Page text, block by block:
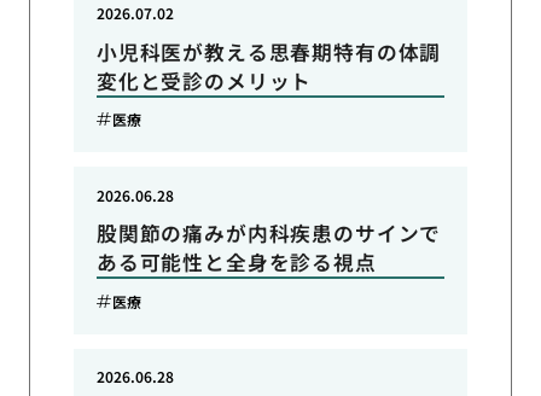
小児科医が教える思春期特有の体調
変化と受診のメリット
2026.07.02
医療
股関節の痛みが内科疾患のサインで
ある可能性と全身を診る視点
2026.06.28
医療
2026.06.28